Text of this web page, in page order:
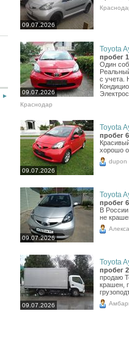
09.07.2026
09.07.2026
Toyota
пробег
Один
с учета.
Краснодар
09.07.2026
Toyota
пробег
хорошо
dupon
09.07.2026
Toyota
пробег
В
не
09.07.2026
Toyota
пробег
продаю
крашен,